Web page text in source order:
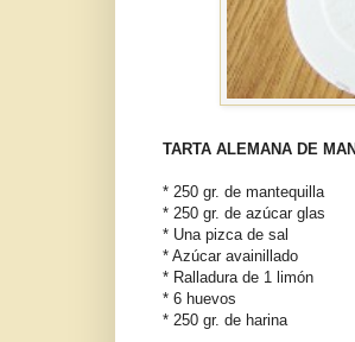
TARTA ALEMANA DE
* 250 gr. de mantequilla
* 250 gr. de azúcar glas
* Una pizca de sal
* Azúcar avainillado
* Ralladura de 1 limón
* 6 huevos
* 250 gr. de harina